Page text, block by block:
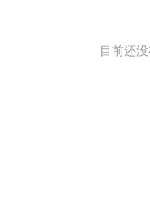
目前还